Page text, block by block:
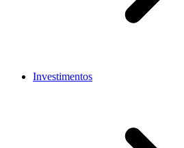
Investimentos